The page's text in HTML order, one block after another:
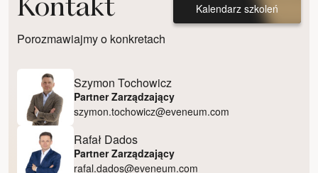
Kontakt
Porozmawiajmy o konkretach
Kalendarz szkoleń
Szymon Tochowicz
Partner Zarządzający
szymon.tochowicz@eveneum.com
Rafał Dados
Partner Zarządzający
rafal.dados@eveneum.com